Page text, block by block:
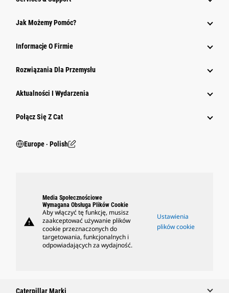
Jak Możemy Pomóc?
Informacje O Firmie
Rozwiązania Dla Przemysłu
Aktualności I Wydarzenia
Połącz Się Z Cat
Europe ‧ Polish
warning
Media Społecznościowe
Wymagana Obsługa Plików Cookie
Aby włączyć tę funkcję, musisz
zaakceptować używanie plików
cookie przeznaczonych do
targetowania, funkcjonalnych i
odpowiadających za wydajność.
Ustawienia
plików cookie
Caterpillar Marki